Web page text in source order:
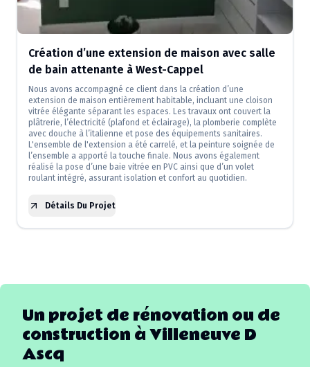
Création d’une extension de maison avec salle
de bain attenante à West-Cappel
Nous avons accompagné ce client dans la création d’une
extension de maison entièrement habitable, incluant une cloison
vitrée élégante séparant les espaces. Les travaux ont couvert la
plâtrerie, l’électricité (plafond et éclairage), la plomberie complète
avec douche à l’italienne et pose des équipements sanitaires.
L'ensemble de l'extension a été carrelé, et la peinture soignée de
l’ensemble a apporté la touche finale. Nous avons également
réalisé la pose d’une baie vitrée en PVC ainsi que d’un volet
roulant intégré, assurant isolation et confort au quotidien.
Détails Du Projet
Un projet de rénovation ou de
construction àVilleneuve D
Ascq